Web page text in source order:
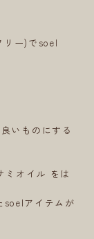
ー)でsoel
いものにする
ミオイル をは
アイテムが